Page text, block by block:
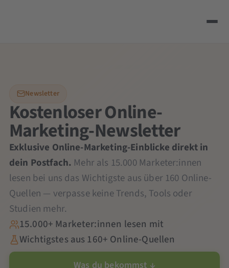
Newsletter
Kostenloser Online-
Marketing-Newsletter
Exklusive Online-Marketing-Einblicke direkt in
dein Postfach. Mehr als 15.000 Marketer:innen
lesen bei uns das Wichtigste aus über 160 Online-
Quellen — verpasse keine Trends, Tools oder
Studien mehr.
15.000+ Marketer:innen lesen mit
Wichtigstes aus 160+ Online-Quellen
Was du bekommst ↓